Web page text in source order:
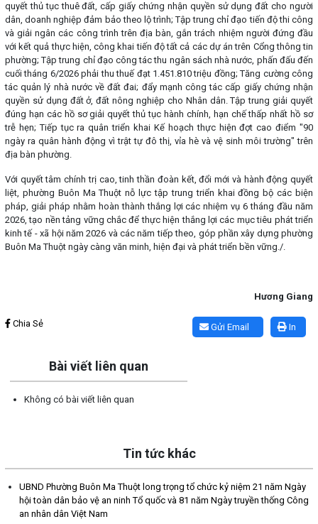
quyết thủ tục thuê đất, cấp giấy chứng nhận quyền sử dụng đất cho người
dân, doanh nghiệp đảm bảo theo lộ trình; Tập trung chỉ đạo tiến độ thi công
và giải ngân các công trình trên địa bàn, gắn trách nhiệm người đứng đầu
với kết quả thực hiện, công khai tiến độ tất cả các dự án trên Cổng thông tin
phường; Tập trung chỉ đạo công tác thu ngân sách nhà nước, phấn đấu đến
cuối tháng 6/2026 phải thu thuế đạt 1.451.810 triệu đồng; Tăng cường công
tác quản lý nhà nước về đất đai; đẩy mạnh công tác cấp giấy chứng nhận
quyền sử dụng đất ở, đất nông nghiệp cho Nhân dân. Tập trung giải quyết
đúng hạn các hồ sơ giải quyết thủ tục hành chính, hạn chế thấp nhất hồ sơ
trễ hẹn; Tiếp tục ra quân triển khai Kế hoạch thực hiện đợt cao điểm "90
ngày ra quân hành động vì trật tự đô thị, vỉa hè và vệ sinh môi trường" trên
địa bàn phường.
Với quyết tâm chính trị cao, tinh thần đoàn kết, đổi mới và hành động quyết
liệt, phường Buôn Ma Thuột nỗ lực tập trung triển khai đồng bộ các biện
pháp, giải pháp nhằm hoàn thành thắng lợi các nhiệm vụ 6 tháng đầu năm
2026, tạo nền tảng vững chắc để thực hiện thắng lợi các mục tiêu phát triển
kinh tế - xã hội năm 2026 và các năm tiếp theo, góp phần xây dựng phường
Buôn Ma Thuột ngày càng văn minh, hiện đại và phát triển bền vững./.
Hương Giang
In
Gửi Email
Chia Sẻ
Bài viết liên quan
Không có bài viết liên quan
Tin tức khác
UBND Phường Buôn Ma Thuột long trọng tổ chức kỷ niệm 21 năm Ngày
hội toàn dân bảo vệ an ninh Tổ quốc và 81 năm Ngày truyền thống Công
an nhân dân Việt Nam